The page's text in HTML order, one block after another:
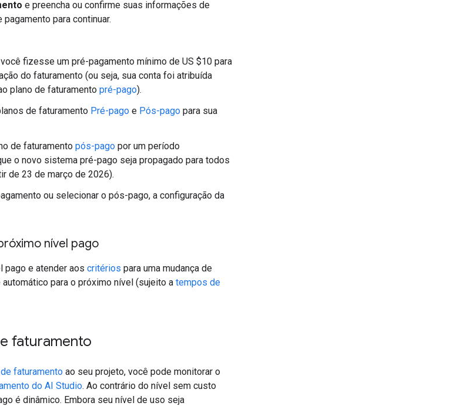
e preencha ou confirme suas informações de
para continuar.
fizesse um pré-pagamento mínimo de US $10 para
do faturamento (ou seja, sua conta foi atribuída
plano de faturamento pré-pago).
de faturamento Pré-pago e Pós-pago para sua
de faturamento pós-pago por um período
o novo sistema pré-pago seja propagado para todos
de 23 de março de 2026).
ou selecionar o pós-pago, a configuração da
nível pago
pago e atender aos critérios para uma mudança de
para o próximo nível (sujeito a tempos de
faturamento
faturamento ao seu projeto, você pode monitorar o
do AI Studio. Ao contrário do nível sem custo
é dinâmico. Embora seu nível de uso seja